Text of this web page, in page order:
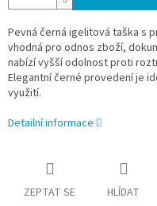
Pevná černá igelitová taška s
vhodná pro odnos zboží,
nabízí vyšší odolnost proti
Elegantní černé provedení je
využití.
Detailní informace
ZEPTAT SE HLÍDAT